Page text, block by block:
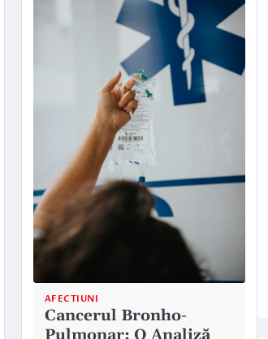
AFECTIUNI
Cancerul Bronho-